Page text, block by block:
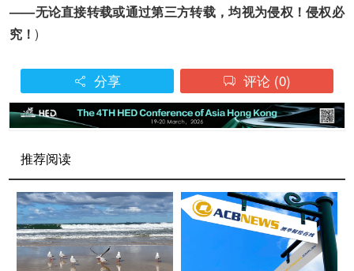
——无论直接转载或通过第三方转载，均视为侵权！侵权必
究！)
 分享  评论 (0)
推荐阅读